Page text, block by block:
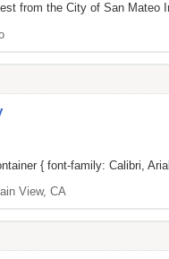
from the City of San
{ font-family: Calibri,
View, CA